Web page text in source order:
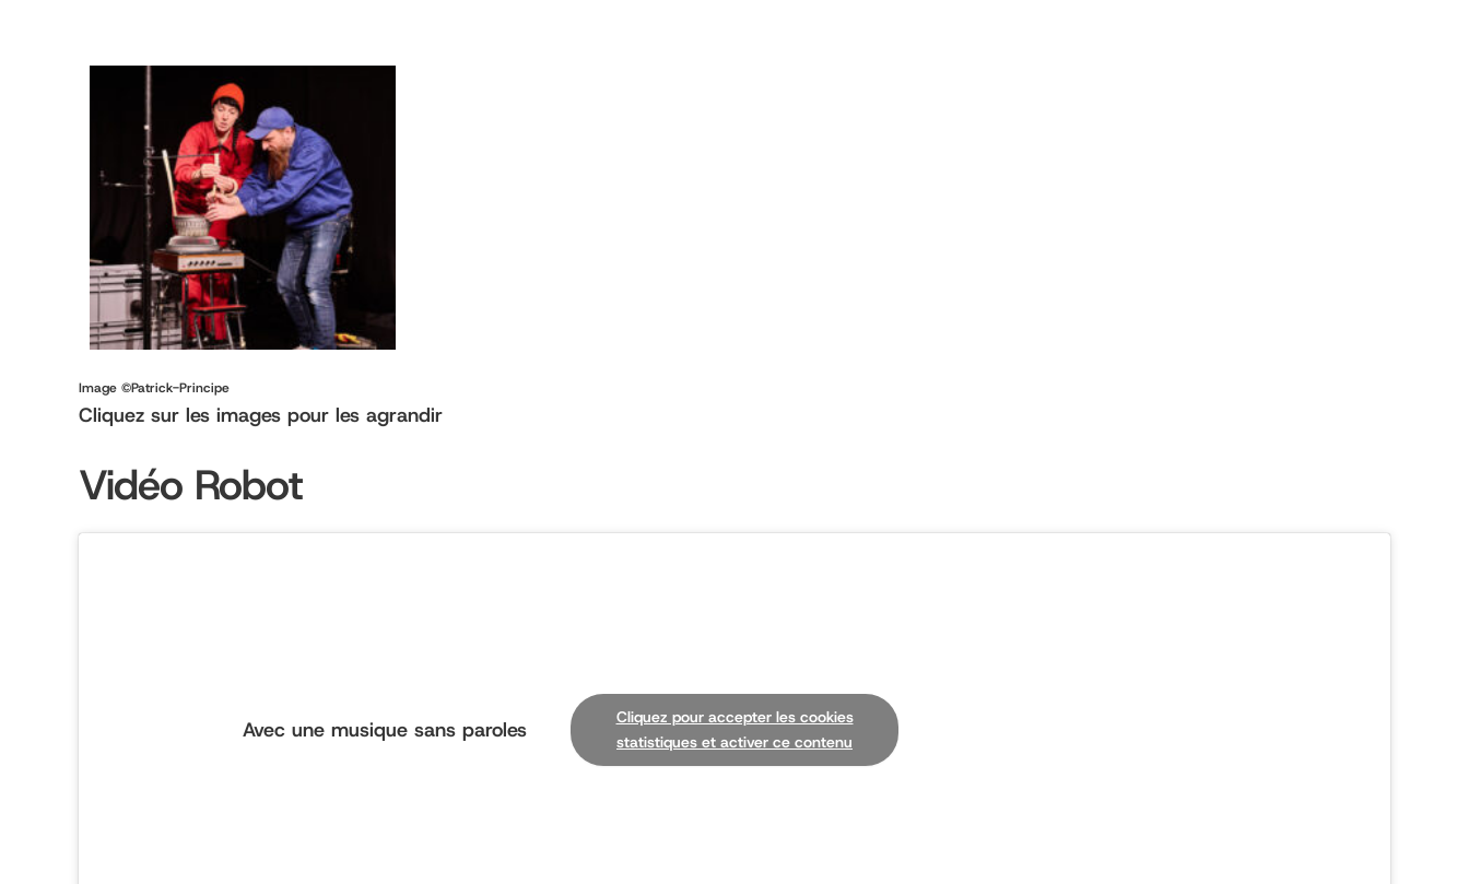
Image ©Patrick-Principe
Cliquez sur les images pour les agrandir
Vidéo Robot
Avec une musique sans paroles
Cliquez pour accepter les cookies
statistiques et activer ce contenu